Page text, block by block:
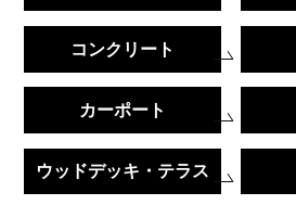
コンクリート
カーポート
ウッドデッキ・テラス